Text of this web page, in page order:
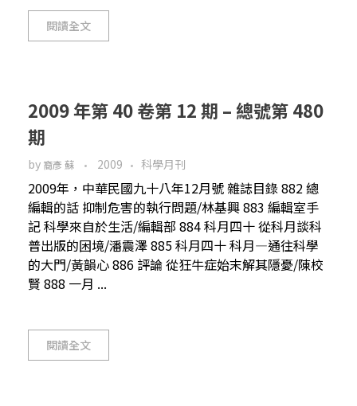
閱讀全文
2009 年第 40 卷第 12 期 – 總號第 480
期
by 裔彥 蘇 2009 科學月刊
2009年，中華民國九十八年12月號 雜誌目錄 882 總
編輯的話 抑制危害的執行問題/林基興 883 編輯室手
記 科學來自於生活/編輯部 884 科月四十 從科月談科
普出版的困境/潘震澤 885 科月四十 科月—通往科學
的大門/黃韻心 886 評論 從狂牛症始末解其隱憂/陳校
賢 888 一月 ...
閱讀全文